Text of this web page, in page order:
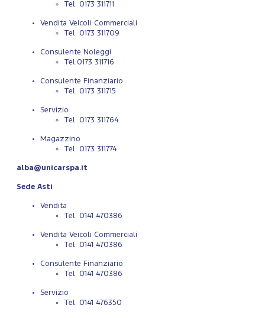
Tel. 0173 311711
Vendita Veicoli Commerciali
Tel. 0173 311709
Consulente Noleggi
Tel.0173 311716
Consulente Finanziario
Tel. 0173 311715
Servizio
Tel. 0173 311764
Magazzino
Tel. 0173 311774
alba@unicarspa.it
Sede Asti
Vendita
Tel. 0141 470386
Vendita Veicoli Commerciali
Tel. 0141 470386
Consulente Finanziario
Tel. 0141 470386
Servizio
Tel. 0141 476350